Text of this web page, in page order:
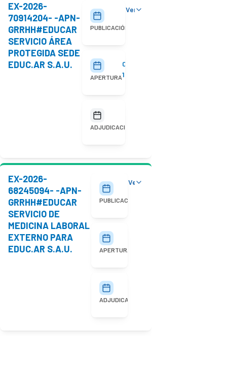
EX-2026-
70914204- -APN-
GRRHH#EDUCAR
SERVICIO ÁREA
PROTEGIDA SEDE
EDUC.AR S.A.U.
PUBLICACIÓN
29/07/2026
APERTURA
05/08/2026
10:00
ADJUDICACIÓN
Ver detalles
EX-2026-
68245094- -APN-
GRRHH#EDUCAR
SERVICIO DE
MEDICINA LABORAL
EXTERNO PARA
EDUC.AR S.A.U.
PUBLICACIÓN
20/07/2026
APERTURA
ADJUDICACIÓN
Ver detalles